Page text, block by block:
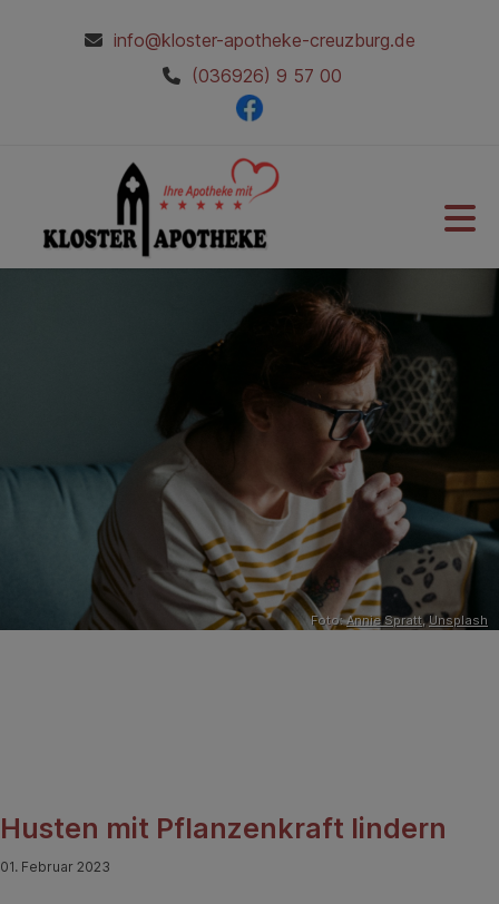
info@kloster-apotheke-creuzburg.de
(036926) 9 57 00
Foto:Annie Spratt,Unsplash
Husten mit Pflanzenkraft lindern
01. Februar 2023